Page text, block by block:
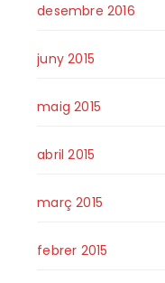
desembre 2016
juny 2015
maig 2015
abril 2015
març 2015
febrer 2015